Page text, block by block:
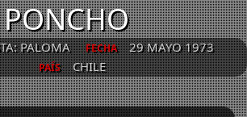
PONCHO
PALOMA FECHA 29 MAYO 1973
PAÍS CHILE